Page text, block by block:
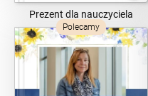
Prezent dla nauczyciela
Polecamy